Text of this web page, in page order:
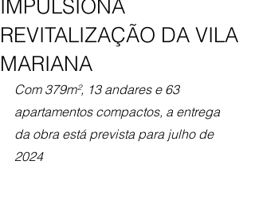
IMPULSIONA
REVITALIZAÇÃO DA VILA
MARIANA
Com 379m², 13 andares e 63
apartamentos compactos, a entrega
da obra está prevista para julho de
2024